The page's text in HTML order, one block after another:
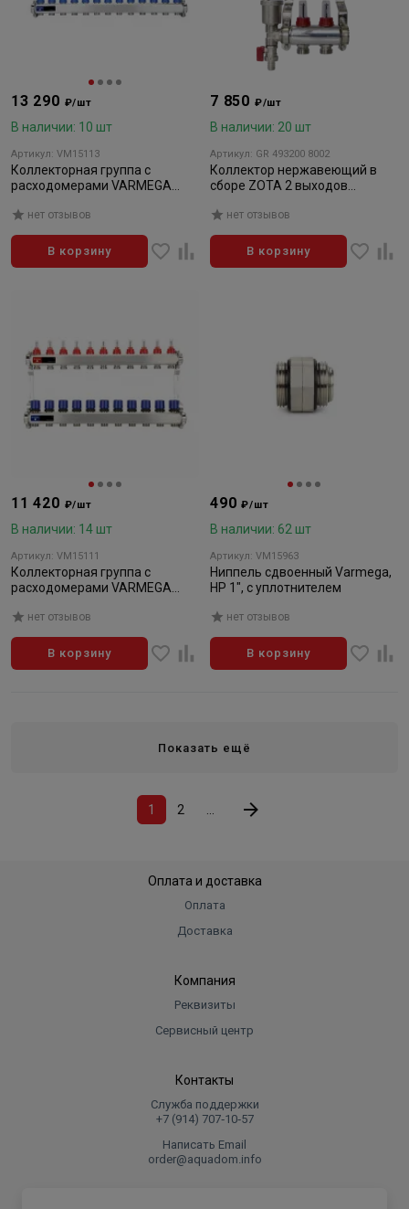
13 290 ₽/шт
В наличии: 10 шт
Артикул: VM15113
Коллекторная группа с
расходомерами VARMEGA
3/4" ЕК, нержавеющая сталь
нет отзывов
В корзину
7 850 ₽/шт
В наличии: 20 шт
Артикул: GR 493200 8002
Коллектор нержавеющий в
сборе ZOTA 2 выходов
сливной кран)
нет отзывов
В корзину
11 420 ₽/шт
В наличии: 14 шт
Артикул: VM15111
Коллекторная группа с
расходомерами VARMEGA
3/4" ЕК, нержавеющая сталь
нет отзывов
В корзину
490₽/шт
В наличии: 62 шт
Артикул: VM15963
Ниппель сдвоенный Varmega,
НР 1", с уплотнителем
нет отзывов
В корзину
Показать ещё
1 2
Оплата и доставка
Оплата
Доставка
Компания
Реквизиты
Сервисный центр
Контакты
Служба поддержки
+7 (914) 707‑10‑57
Написать Email
order@aquadom.info